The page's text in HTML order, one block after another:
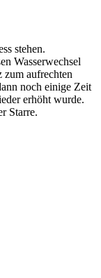
stehen.
Wasserwechsel
zum aufrechten
noch einige Zeit
erhöht wurde.
Starre.